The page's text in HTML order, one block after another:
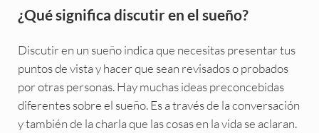
¿Qué significa discutir en el sueño?
Discutir en un sueño indica que necesitas presentar tus
puntos de vista y hacer que sean revisados o probados
por otras personas. Hay muchas ideas preconcebidas
diferentes sobre el sueño. Es a través de la conversación
y también de la charla que las cosas en la vida se aclaran.